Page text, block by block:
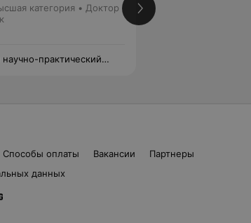
категория • Доктор
практический
Способы оплаты Вакансии
Партнеры
данных